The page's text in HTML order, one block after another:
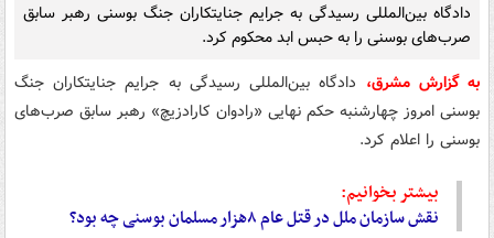
دادگاه بین‌المللی رسیدگی به جرایم جنایتکاران جنگ بوسنی رهبر سابق
صرب‌های بوسنی را به حبس ابد محکوم کرد.
به گزارش مشرق، دادگاه بین‌المللی رسیدگی به جرایم جنایتکاران جنگ
بوسنی امروز چهارشنبه حکم نهایی «رادوان کارادزیچ» رهبر سابق صرب‌های
بوسنی را اعلام کرد.
بیشتر بخوانیم:
نقش سازمان ملل در قتل عام ۸هزار مسلمان بوسنی چه بود؟